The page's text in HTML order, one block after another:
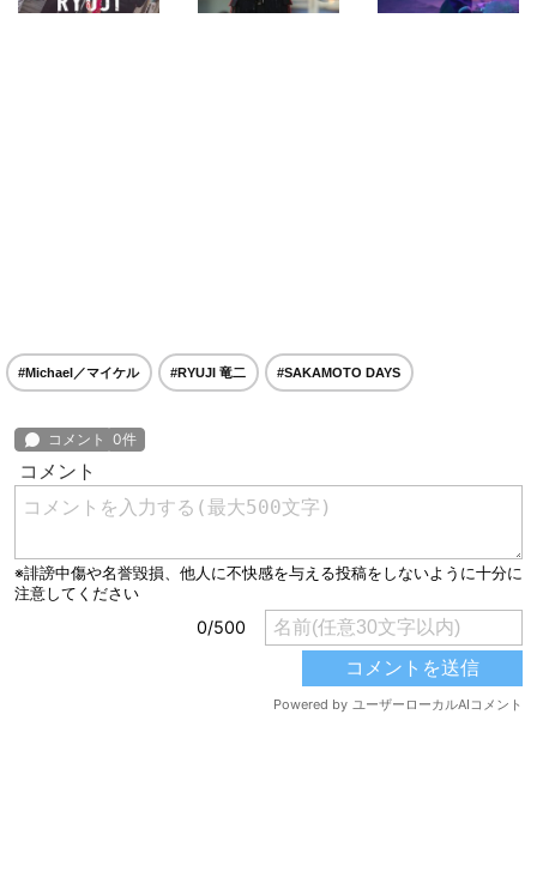
#Michael／マイケル #RYUJI 竜二 #SAKAMOTO DAYS